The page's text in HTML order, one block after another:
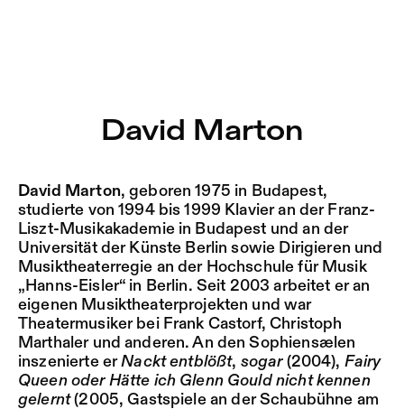
Zu Aktuelles springenJobs
2025/26
David Marton
David Marton, geboren 1975 in Budapest,
studierte von 1994 bis 1999 Klavier an der Franz-
Liszt-Musikakademie in Budapest und an der
Universität der Künste Berlin sowie Dirigieren und
Musiktheaterregie an der Hochschule für Musik
„Hanns-Eisler“ in Berlin. Seit 2003 arbeitet er an
eigenen Musiktheaterprojekten und war
Theatermusiker bei Frank Castorf, Christoph
Marthaler und anderen. An den Sophiensælen
inszenierte erNackt entblößt, sogar(2004), Fairy
Queen oder Hätte ich Glenn Gould nicht kennen
gelernt(2005, Gastspiele an der Schaubühne am